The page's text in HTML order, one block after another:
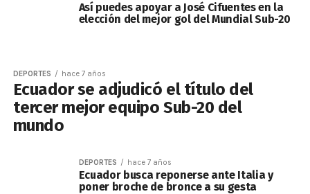
Así puedes apoyar a José Cifuentes en la
elección del mejor gol del Mundial Sub-20
DEPORTES hace 7 años
Ecuador se adjudicó el título del
tercer mejor equipo Sub-20 del
mundo
DEPORTES hace 7 años
Ecuador busca reponerse ante Italia y
poner broche de bronce a su gesta